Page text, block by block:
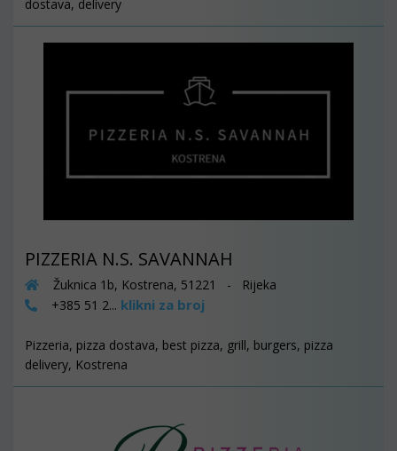
dostava, delivery
PIZZERIA N.S. SAVANNAH
Žuknica 1b, Kostrena, 51221 - Rijeka
+385 51 2... klikni za broj
Pizzeria, pizza dostava, best pizza, grill, burgers, pizza
delivery, Kostrena